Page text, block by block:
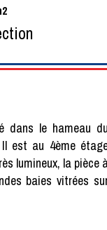
dans le hameau
est au 4ème
lumineux, la pièce
baies vitrées